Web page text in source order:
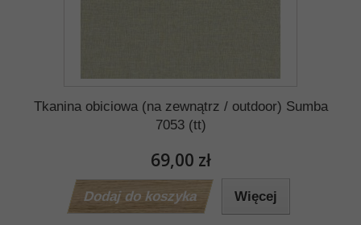
Tkanina obiciowa (na zewnątrz / outdoor) Sumba
7053 (tt)
69,00 zł
Dodaj do koszyka Więcej